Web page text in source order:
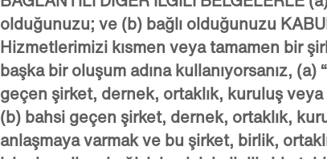
olduğunuzu; ve (b) bağlı olduğunuzu
Hizmetlerimizi kısmen veya tamamen bir
başka bir oluşum adına kullanıyorsanız, (a) “
geçen şirket, dernek, ortaklık, kuruluş veya
(b) bahsi geçen şirket, dernek, ortaklık,
anlaşmaya varmak ve bu şirket, birlik,